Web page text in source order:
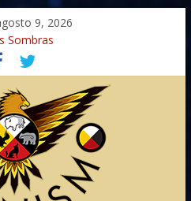
9, 2026
Cura
Sombras
A Jornada do Espírito Ancestral
Espiritual – Crescimento